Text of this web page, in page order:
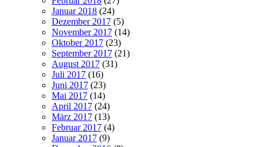
Januar 2018 (24)
Dezember 2017 (5)
November 2017 (14)
Oktober 2017 (23)
September 2017 (21)
August 2017 (31)
Juli 2017 (16)
Juni 2017 (23)
Mai 2017 (14)
April 2017 (24)
März 2017 (13)
Februar 2017 (4)
Januar 2017 (9)